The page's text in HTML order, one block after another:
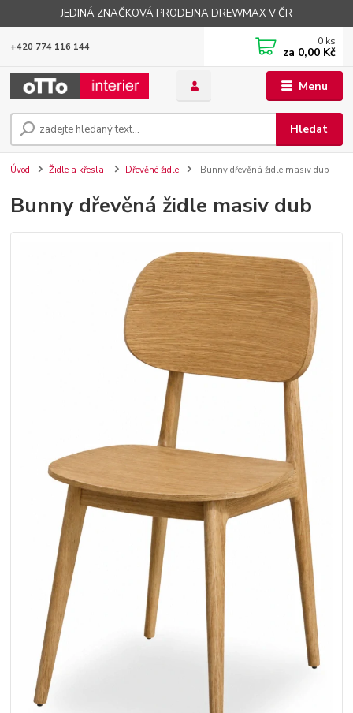
JEDINÁ ZNAČKOVÁ PRODEJNA DREWMAX V ČR
Menu
Hledat
+420 774 116 144 0 ks
za 0,00 Kč
Úvod Židle a křesla Dřevěné židle Bunny dřevěná židle masiv dub
Bunny dřevěná židle masiv dub